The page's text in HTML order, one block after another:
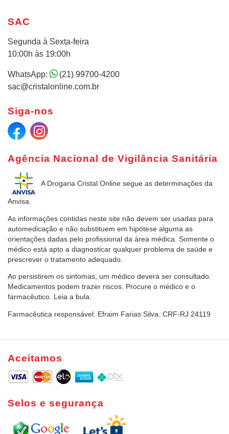
Agência Nacional de Vigilância Sanitária
A Drogaria Cristal Online segue as determinações da
Anvisa.
As informações contidas neste site não devem ser usadas para
automedicação e não substituem em hipótese alguma as
orientações dadas pelo profissional da área médica. Somente o
médico está apto a diagnosticar qualquer problema de saúde e
prescrever o tratamento adequado.
Ao persistirem os sintomas, um médico deverá ser consultado.
Medicamentos podem trazer riscos. Procure o médico e o
farmacêutico. Leia a bula.
Farmacêutica responsável: Efraim Farias Silva. CRF-RJ 24119
SAC
Segunda à Sexta-feira
10:00h às 19:00h
WhatsApp:
(21) 99700-4200
sac@cristalonline.com.br
Siga-nos
Aceitamos
Selos e segurança